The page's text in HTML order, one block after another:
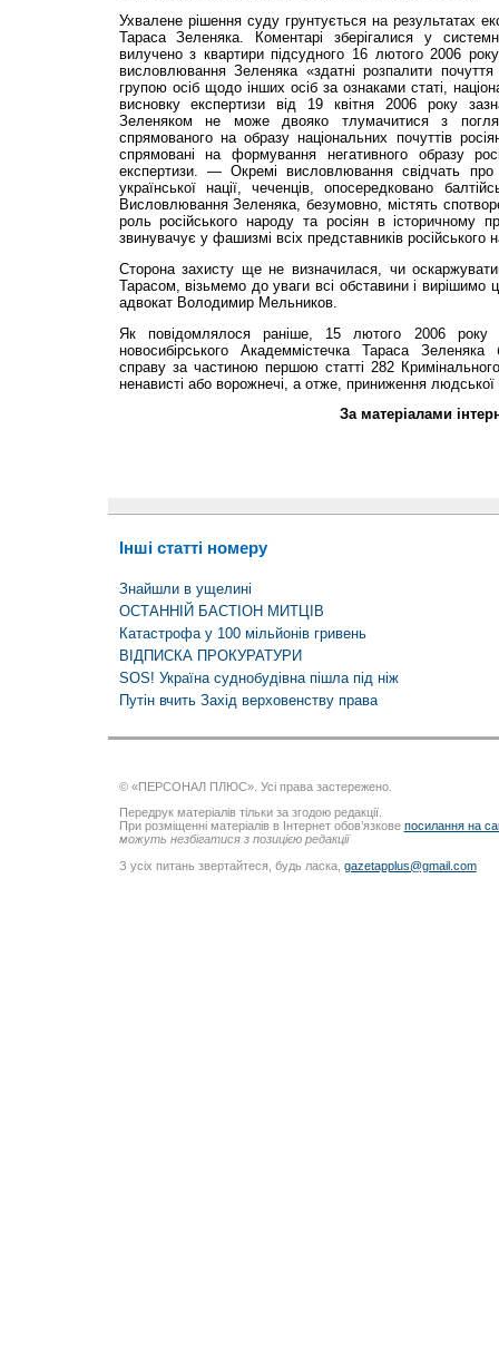
Ухвалене рішення суду грунтується на результатах
Тараса Зеленяка. Коментарі зберігалися у
вилучено з квартири підсудного 16 лютого 2006
висловлювання Зеленяка «здатні розпалити
групою осіб щодо інших осіб за ознаками статі,
висновку експертизи від 19 квітня 2006 року
Зеленяком не може двояко тлумачитися з
спрямованого на образу національних почуттів
спрямовані на формування негативного образу
експертизи. — Окремі висловлювання свідчать про
української нації, чеченців, опосередковано
Висловлювання Зеленяка, безумовно, містять
роль російського народу та росіян в історичному
звинувачує у фашизмі всіх представників російського
Сторона захисту ще не визначилася, чи
Тарасом, візьмемо до уваги всі обставини і
адвокат Володимир Мельников.
Як повідомлялося раніше, 15 лютого 2006 року
новосибірського Академмістечка Тараса
справу за частиною першою статті 282
ненависті або ворожнечі, а отже, приниження людської
За матеріалами
Інші статті номеру
Знайшли в ущелині
ОСТАННІЙ БАСТІОН МИТЦІВ
Катастрофа у 100 мільйонів гривень
ВІДПИСКА ПРОКУРАТУРИ
SOS! Україна суднобудівна пішла під ніж
Путін вчить Захід верховенству права
© «ПЕРСОНАЛ ПЛЮС». Усі права застережено.
Передрук матеріалів тільки за згодою редакції.
При розміщенні матеріалів в Інтернет обов’язкове посилання на
можуть незбігатися з позицією редакції
З усіх питань звертайтеся, будь ласка, gazetapplus@gmail.com